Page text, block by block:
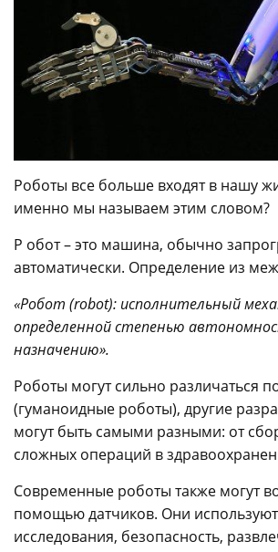
Роботы все больше входят в нашу
именно мы называем этим словом?
Р обот – это машина, обычно
автоматически. Определение из
«Робот (robot): исполнительный
определенной степенью
назначению».
Роботы могут сильно различаться
(гуманоидные роботы), другие
могут быть самыми разными: от
сложных операций в
Современные роботы также могут
помощью датчиков. Они
исследования, безопасность,